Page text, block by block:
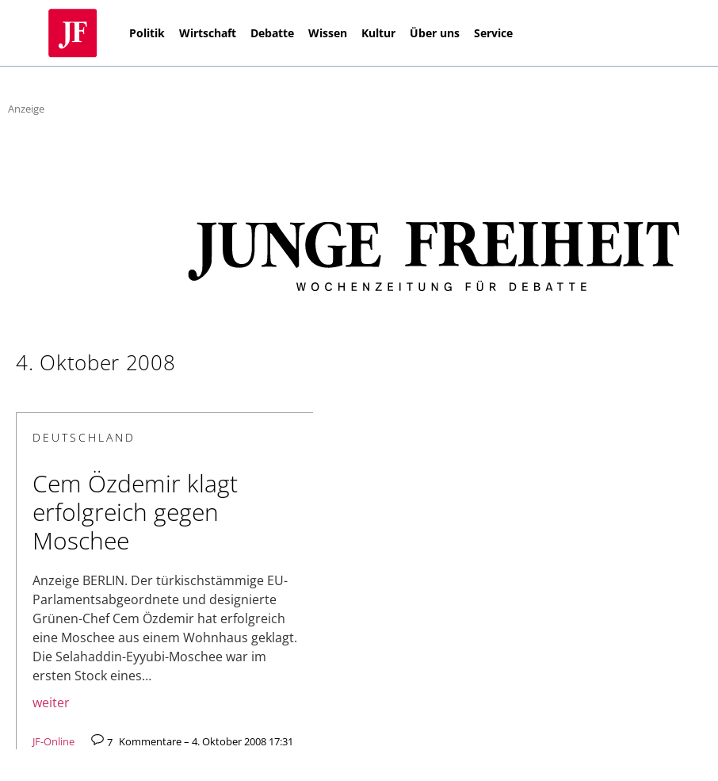
Politik Wirtschaft Debatte Wissen Kultur Über uns Service
Anzeige
4. Oktober 2008
DEUTSCHLAND
Cem Özdemir klagt
erfolgreich gegen
Moschee
Anzeige BERLIN. Der türkischstämmige EU-
Parlamentsabgeordnete und designierte
Grünen-Chef Cem Özdemir hat erfolgreich
eine Moschee aus einem Wohnhaus geklagt.
Die Selahaddin-Eyyubi-Moschee war im
ersten Stock eines…
weiter
JF-Online 7 Kommentare – 4. Oktober 2008 17:31